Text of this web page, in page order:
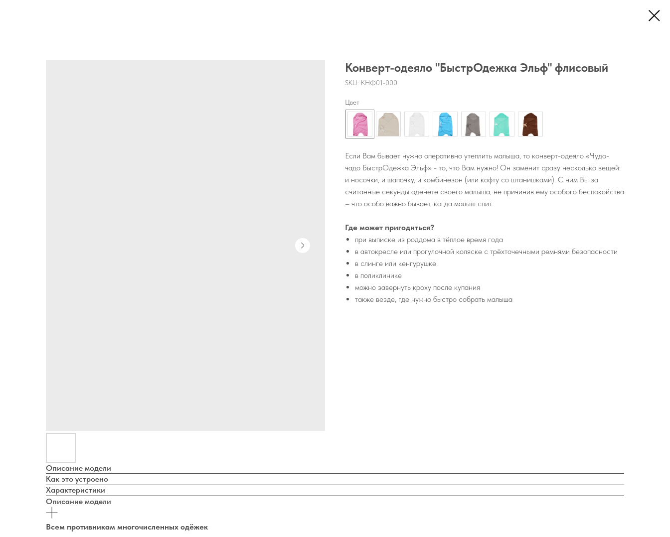
Конверт-одеяло "БыстрОдежка Эльф" флисовый
SKU: КНФ01-000
Цвет
Если Вам бывает нужно оперативно утеплить малыша, то конверт-одеяло «Чудо-
чадо БыстрОдежка Эльф» - то, что Вам нужно! Он заменит сразу несколько вещей:
и носочки, и шапочку, и комбинезон (или кофту со штанишками). С ним Вы за
считанные секунды оденете своего малыша, не причинив ему особого беспокойства
– что особо важно бывает, когда малыш спит.
Где может пригодиться?
при выписке из роддома в тёплое время года
в автокресле или прогулочной коляске с трёхточечными ремнями безопасности
в слинге или кенгурушке
в поликлинике
можно завернуть кроху после купания
также везде, где нужно быстро собрать малыша
Описание модели
Как это устроено
Характеристики
Описание модели
Всем противникам многочисленных одёжек